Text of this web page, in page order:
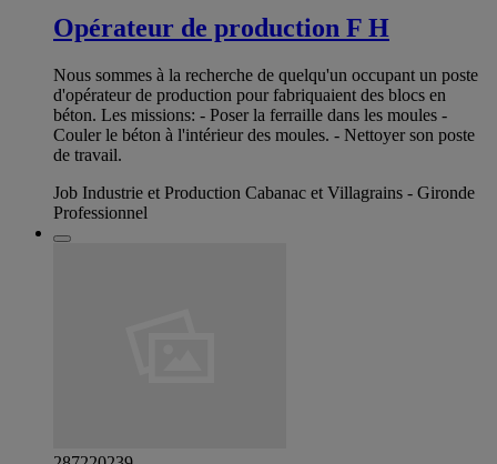
Opérateur de production F H
Nous sommes à la recherche de quelqu'un occupant un poste
d'opérateur de production pour fabriquaient des blocs en
béton. Les missions: - Poser la ferraille dans les moules -
Couler le béton à l'intérieur des moules. - Nettoyer son poste
de travail.
Job Industrie et Production Cabanac et Villagrains - Gironde
Professionnel